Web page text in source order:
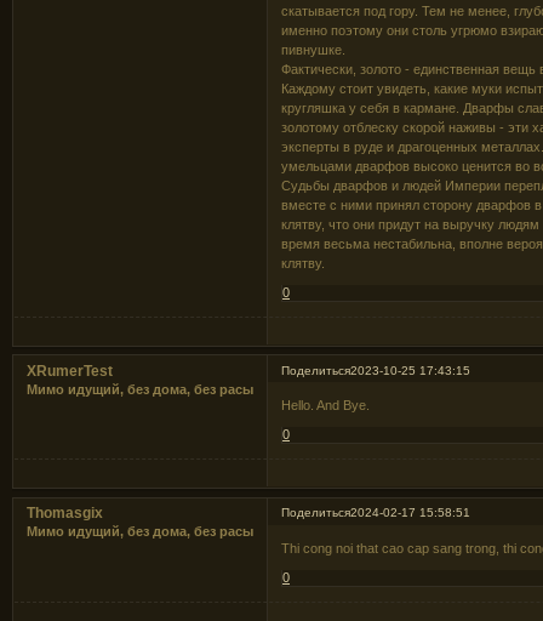
скатывается под гору. Тем не менее,
именно поэтому они столь угрюмо
пивнушке.
Фактически, золото - единственная
Каждому стоит увидеть, какие муки
кругляшка у себя в кармане. Дварфы
золотому отблеску скорой наживы - эти
эксперты в руде и драгоценных
умельцами дварфов высоко ценится во
Судьбы дварфов и людей Империи
вместе с ними принял сторону дварфов
клятву, что они придут на выручку
время весьма нестабильна, вполне
клятву.
0
Поделиться2023-10-25 17:43:15
XRumerTest
Мимо идущий, без дома, без расы
Hello. And Bye.
0
Поделиться2024-02-17 15:58:51
Thomasgix
Мимо идущий, без дома, без расы
Thi cong noi that cao cap sang trong, thi
0